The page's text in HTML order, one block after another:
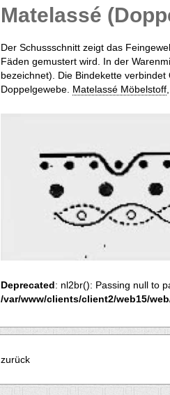
Matelassé
Der Schussschnitt zeigt das
Fäden gemustert wird. In der
bezeichnet). Die Bindekette
Doppelgewebe. Matelassé Möbelstoff
Deprecated: nl2br(): Passing null to
/var/www/clients/client2/web15/
zurück